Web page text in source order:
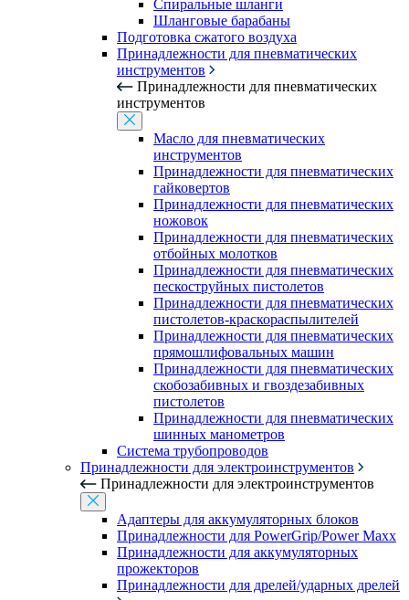
Спиральные шланги
Шланговые барабаны
Подготовка сжатого воздуха
Принадлежности для пневматических
инструментов
Принадлежности для пневматических
инструментов
Масло для пневматических
инструментов
Принадлежности для пневматических
гайковертов
Принадлежности для пневматических
ножовок
Принадлежности для пневматических
отбойных молотков
Принадлежности для пневматических
пескоструйных пистолетов
Принадлежности для пневматических
пистолетов-краскораспылителей
Принадлежности для пневматических
прямошлифовальных машин
Принадлежности для пневматических
скобозабивных и гвоздезабивных
пистолетов
Принадлежности для пневматических
шинных манометров
Система трубопроводов
Принадлежности для электроинструментов
Принадлежности для электроинструментов
Адаптеры для аккумуляторных блоков
Принадлежности для PowerGrip/Power Maxx
Принадлежности для аккумуляторных
прожекторов
Принадлежности для дрелей/ударных дрелей